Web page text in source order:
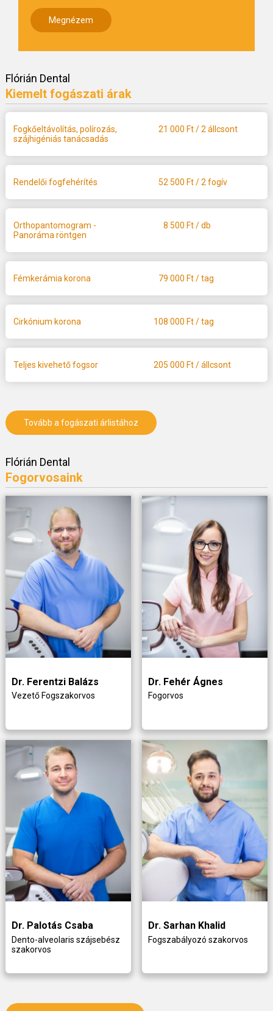
Megnézem
Flórián Dental
Kiemelt fogászati árak
21 000 Ft / 2 állcsont
Fogkőeltávolítás, polírozás,
szájhigéniás tanácsadás
52 500 Ft / 2 fogív
Rendelői fogfehérítés
8 500 Ft / db
Orthopantomogram -
Panoráma röntgen
79 000 Ft / tag
Fémkerámia korona
108 000 Ft / tag
Cirkónium korona
205 000 Ft / állcsont
Teljes kivehető fogsor
Tovább a fogászati árlistához
Flórián Dental
Fogorvosaink
Dr. Ferentzi Balázs
Vezető Fogszakorvos
Dr. Fehér Ágnes
Fogorvos
Dr. Palotás Csaba
Dento-alveolaris szájsebész
szakorvos
Dr. Sarhan Khalid
Fogszabályozó szakorvos